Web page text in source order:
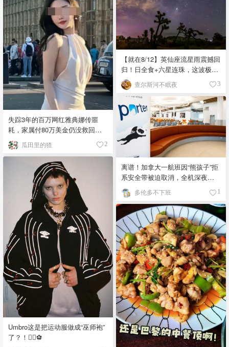
失踪3年的百万网红雅典娜传噩
耗，家属付80万美金仍没救回，
闺蜜至今潜逃！
瓜田里的猹 2
【就在8/12】英仙座流星雨震撼回
归！日全食+六星连珠，这波极致
浪漫别错过
查尔斯河不眠夜 3
离谱！加拿大一航班因“熊孩子”拒
系安全带被迫取消，全机深夜滞
留！
多伦多不下班 1
Umbro这是把运动服做成“巫师袍”
了？！🧙‍♂️⚽️